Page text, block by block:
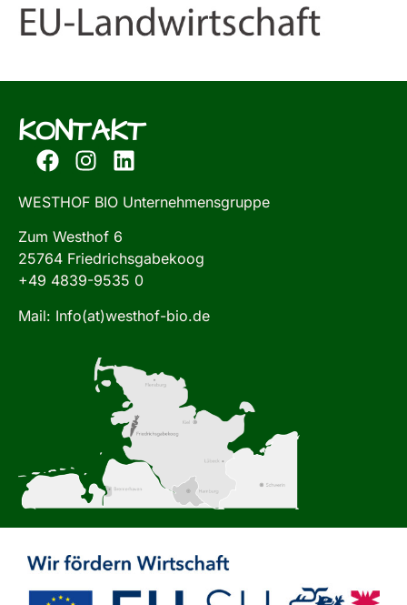
KONTAKT
WESTHOF BIO Unternehmensgruppe
Zum Westhof 6
25764 Friedrichsgabekoog
+49 4839-9535 0
Mail: Info(at)westhof-bio.de